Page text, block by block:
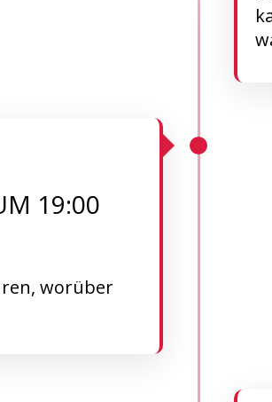
19:00
worüber